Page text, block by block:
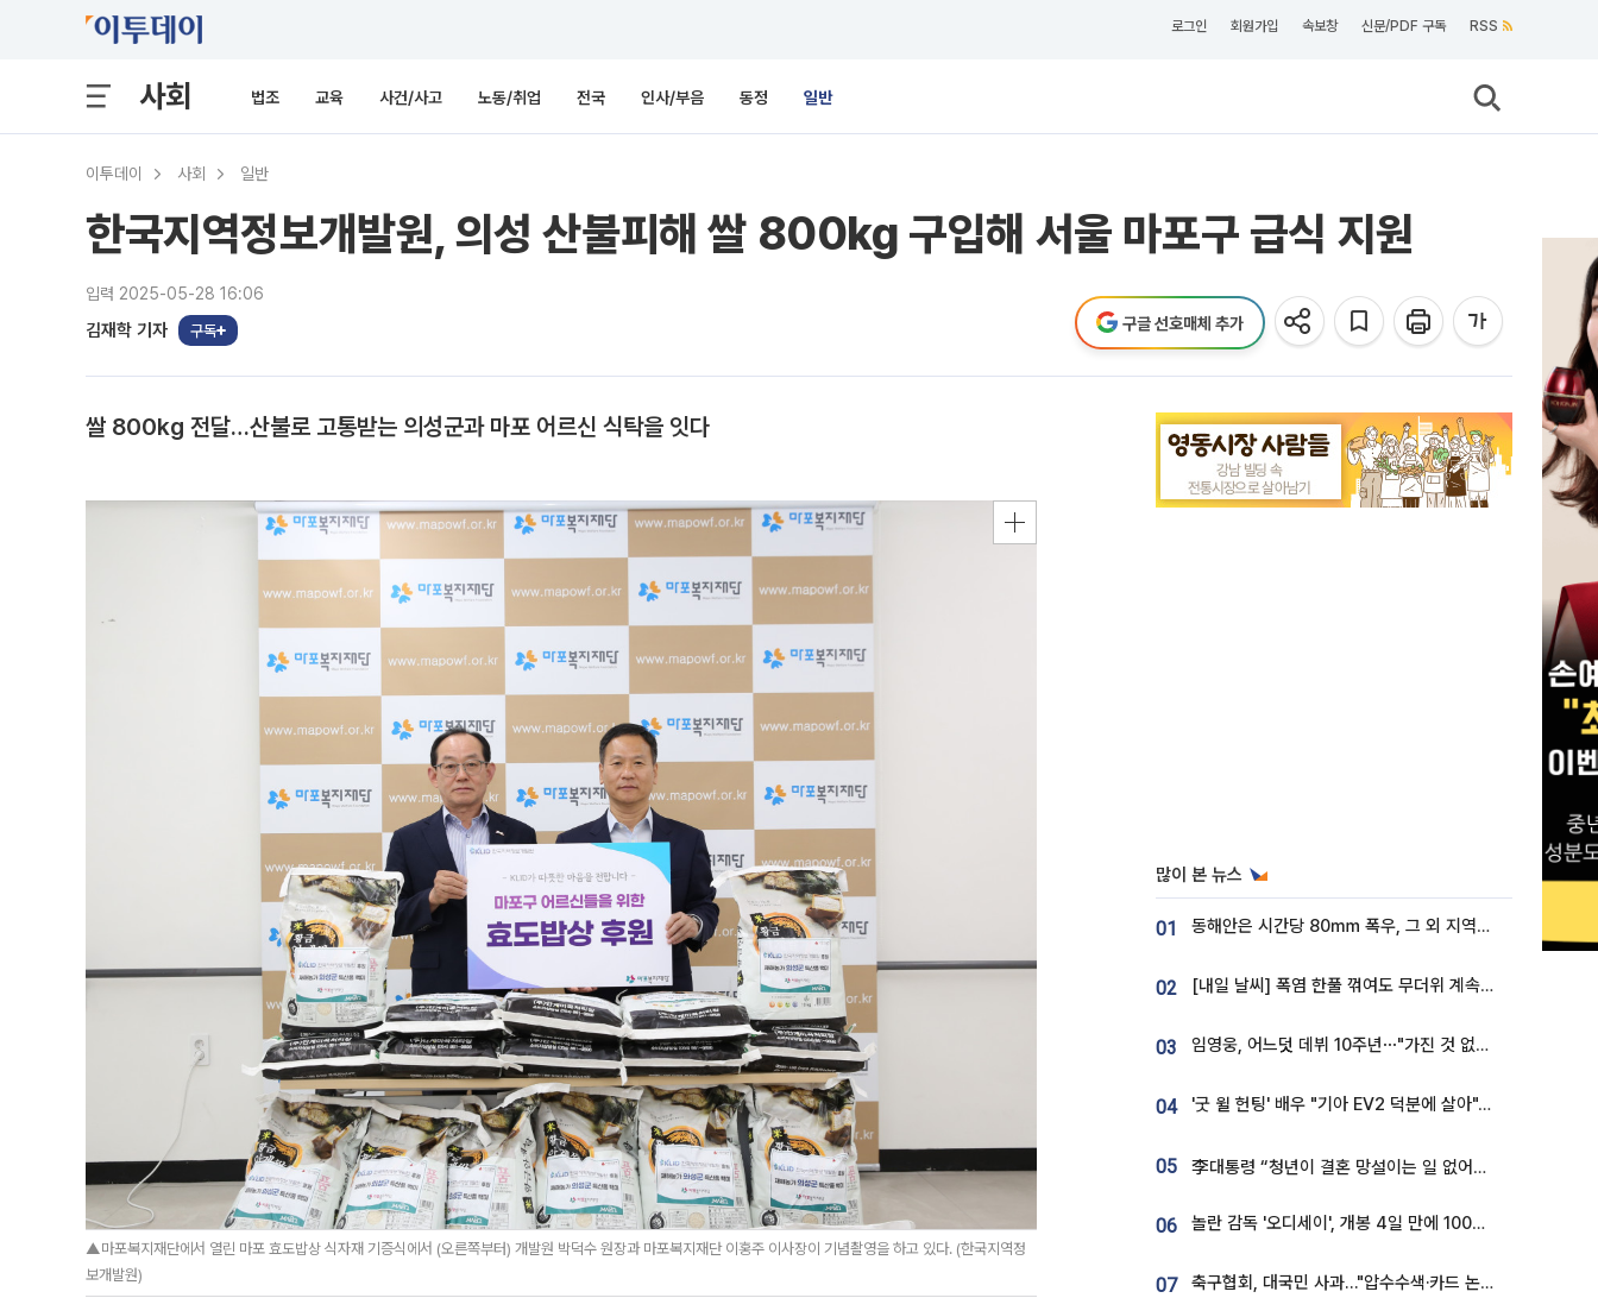
로그인 회원가입 속보창 신문/PDF 구독 RSS
사회 법조 교육 사건/사고 노동/취업 전국 인사/부음 동정 일반
이투데이 사회 일반
한국지역정보개발원, 의성 산불피해 쌀 800kg 구입해 서울 마포구 급식 지원
입력 2025-05-28 16:06
김재학 기자 구독 구글 선호매체 추가
쌀 800kg 전달…산불로 고통받는 의성군과 마포 어르신 식탁을 잇다
▲마포복지재단에서 열린 마포 효도밥상 식자재 기증식에서 (오른쪽부터) 개발원 박덕수 원장과 마포복지재단 이홍주 이사장이 기념촬영을 하고 있다. (한국지역정
보개발원)
많이 본 뉴스
01 동해안은 시간당 80㎜ 폭우, 그 외 지역은 폭염…‘극과 극 날씨’
02 [내일 날씨] 폭염 한풀 꺾여도 무더위 계속⋯동해안 이틀 연속 비
03 임영웅, 어느덧 데뷔 10주년⋯"가진 것 없던 시절, 내 앞엔 20명의 팬뿐"
04 '굿 윌 헌팅' 배우 "기아 EV2 덕분에 살아"…교통사고 후 안전성 극찬
05 李대통령 “청년이 결혼 망설이는 일 없어야...제도상 불이익 조사”
06 놀란 감독 '오디세이', 개봉 4일 만에 100만 돌파⋯'왕사남' 보다 빠르다
07 축구협회, 대국민 사과…"압수수색·카드 논란 사죄, 강도 높은 쇄신"